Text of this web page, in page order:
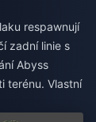
respawnují
zadní linie s
Abyss
terénu. Vlastní